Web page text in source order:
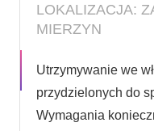
LOKALIZACJA:
MIERZYN
Utrzymywanie we
przydzielonych do
Wymagania